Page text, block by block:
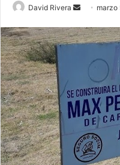
David Rivera
Send
email
marzo